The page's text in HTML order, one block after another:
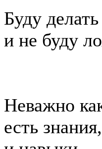
Буду
и не буду
Неважно
есть